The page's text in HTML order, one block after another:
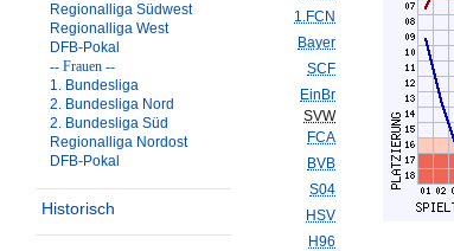
Regionalliga Südwest
Regionalliga West
DFB-Pokal
-- Frauen --
1. Bundesliga
2. Bundesliga Nord
2. Bundesliga Süd
Regionalliga Nordost
DFB-Pokal
Historisch
1.FCN
Bayer
SCF
EinBr
SVW
FCA
BVB
S04
HSV
H96